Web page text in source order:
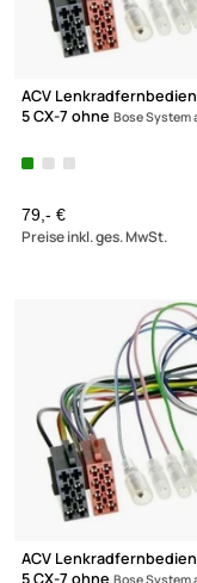
ACV
5 mit BOSE ab Bj. 1999
111,82 €
Preise inkl. ges. MwSt.